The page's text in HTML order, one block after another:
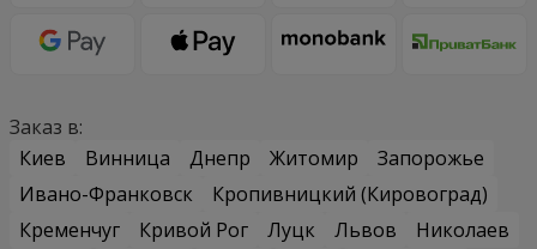
Заказ в:
Киев
Винница Днепр Житомир
Запорожье
Ивано-Франковск
Кропивницкий (Кировоград)
Кременчуг
Кривой Рог Луцк Львов
Николаев